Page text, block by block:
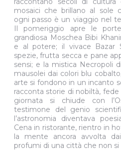
mosaici che brillano al sole
ogni passo è un viaggio nel
Il pomeriggio apre le
grandiosa Moschea Bibi
e al potere; il vivace Bazar
spezie, frutta secca e pane
sensi; e la mistica Necropoli
mausolei dai colori blu
arte si fondono in un incanto
racconta storie di nobiltà,
giornata si chiude con
testimone del genio
l’astronomia diventava
Cena in ristorante, rientro in
la mente ancora avvolta
profumi di una città che non